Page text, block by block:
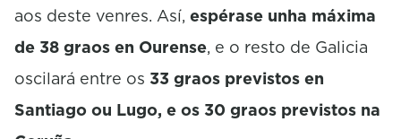
aos deste venres. Así, espérase unha máxima
de 38 graos en Ourense, e o resto de Galicia
oscilará entre os 33 graos previstos en
Santiago ou Lugo, e os 30 graos previstos na